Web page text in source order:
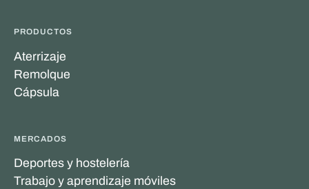
PRODUCTOS
Aterrizaje
Remolque
Cápsula
MERCADOS
Deportes y hostelería
Trabajo y aprendizaje móviles